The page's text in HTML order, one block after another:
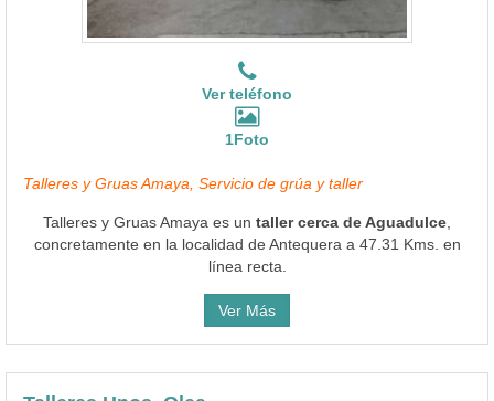
Ver teléfono
1Foto
Talleres y Gruas Amaya, Servicio de grúa y taller
Talleres y Gruas Amaya es un taller cerca de Aguadulce
concretamente en la localidad de Antequera a 47.31 Kms. en
línea recta.
Ver Más